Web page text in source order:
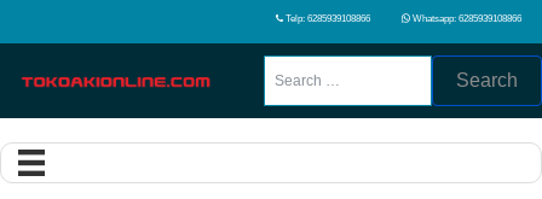
Telp: 6285939108866 Whatsapp: 6285939108866
Search